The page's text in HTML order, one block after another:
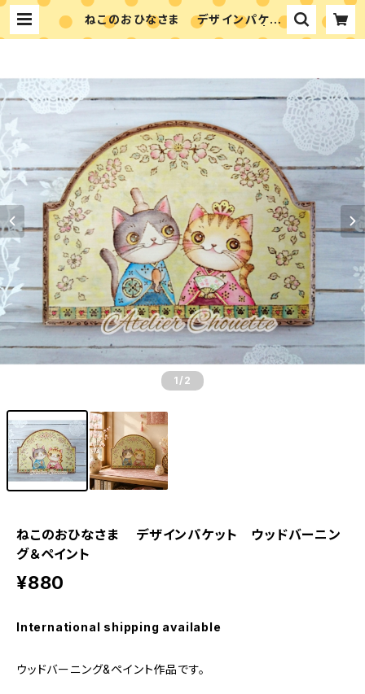
ねこのおひなさま デザインパケッ
ト ウッドバーニング＆ペイント | ア
1 /2
ねこのおひなさま デザインパケット ウッドバーニン
グ＆ペイント
¥880
International shipping available
ウッドバーニング&ペイント作品です。